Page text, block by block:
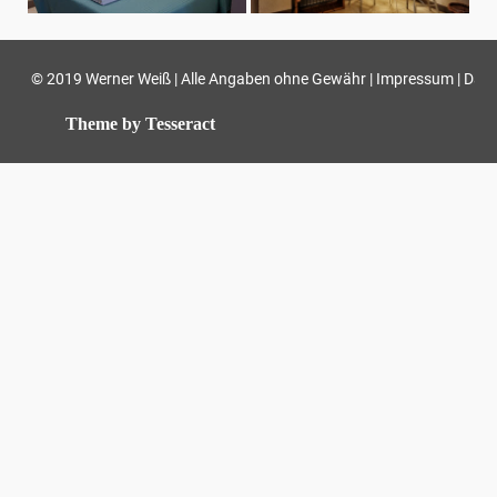
© 2019 Werner Weiß | Alle Angaben ohne Gewähr | Impressum |
Theme by Tesseract